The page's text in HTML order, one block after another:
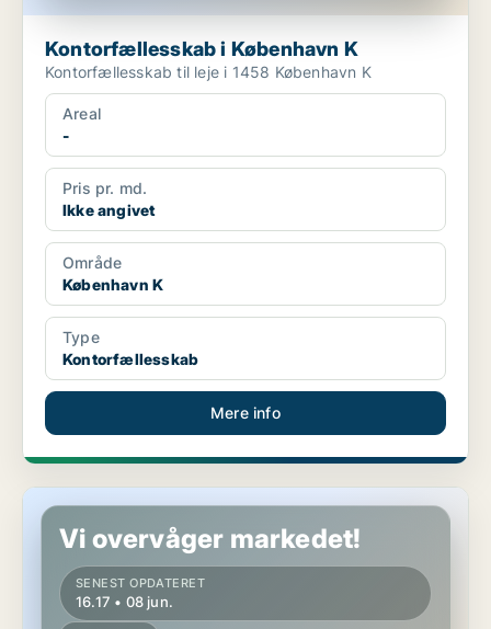
Kontorfællesskab i København K
Kontorfællesskab til leje i 1458 København K
Areal
-
Pris pr. md.
Ikke angivet
Område
København K
Type
Kontorfællesskab
Mere info
Kontorfællesskab i København K
Vi overvåger markedet!
SENEST OPDATERET
16.17 • 08 jun.